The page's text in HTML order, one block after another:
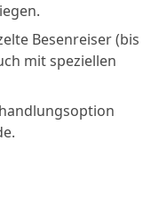
Besenreiser (bis
mit speziellen